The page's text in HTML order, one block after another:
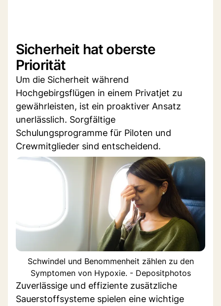
Sicherheit hat oberste
Priorität
Um die Sicherheit während
Hochgebirgsflügen in einem Privatjet zu
gewährleisten, ist ein proaktiver Ansatz
unerlässlich. Sorgfältige
Schulungsprogramme für Piloten und
Crewmitglieder sind entscheidend.
Schwindel und Benommenheit zählen zu den
Symptomen von Hypoxie. - Depositphotos
Zuverlässige und effiziente zusätzliche
Sauerstoffsysteme spielen eine wichtige